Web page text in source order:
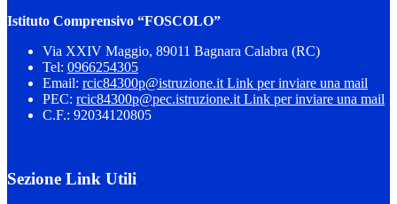
Istituto Comprensivo “FOSCOLO”
Via XXIV Maggio, 89011 Bagnara Calabra (RC)
Tel: 0966254305
Email: rcic84300p@istruzione.it Link per inviare una mail
PEC: rcic84300p@pec.istruzione.it Link per inviare una mail
C.F.: 92034120805
Sezione Link Utili